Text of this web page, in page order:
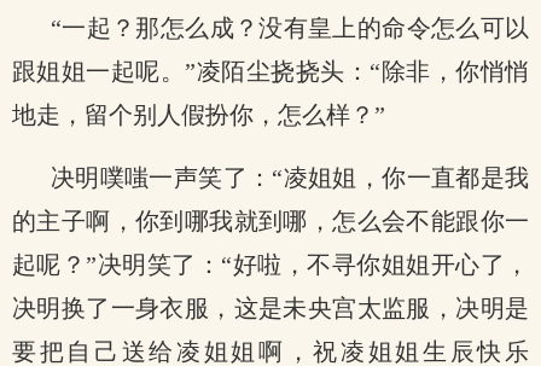
“一起？那怎么成？没有皇上的命令怎么可以
跟姐姐一起呢。”凌陌尘挠挠头：“除非，你悄悄
地走，留个别人假扮你，怎么样？”
决明噗嗤一声笑了：“凌姐姐，你一直都是我
的主子啊，你到哪我就到哪，怎么会不能跟你一
起呢？”决明笑了：“好啦，不寻你姐姐开心了，
决明换了一身衣服，这是未央宫太监服，决明是
要把自己送给凌姐姐啊，祝凌姐姐生辰快乐